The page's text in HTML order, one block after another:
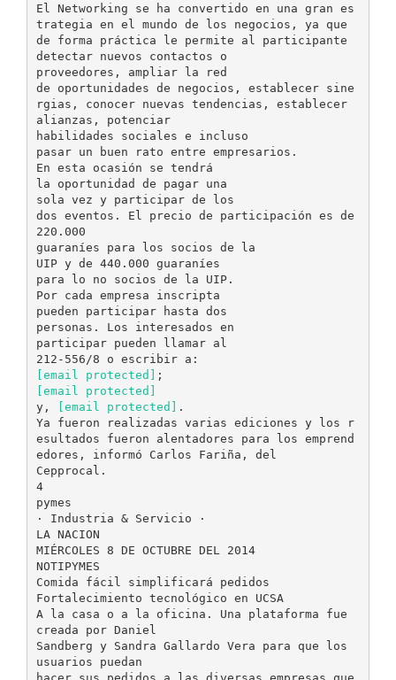
El Networking se ha convertido en una gran es
trategia en el mundo de los negocios, ya que
de forma práctica le permite al participante
detectar nuevos contactos o
proveedores, ampliar la red
de oportunidades de negocios, establecer sine
rgias, conocer nuevas tendencias, establecer
alianzas, potenciar
habilidades sociales e incluso
pasar un buen rato entre empresarios.
En esta ocasión se tendrá
la oportunidad de pagar una
sola vez y participar de los
dos eventos. El precio de participación es de
220.000
guaraníes para los socios de la
UIP y de 440.000 guaraníes
para lo no socios de la UIP.
Por cada empresa inscripta
pueden participar hasta dos
personas. Los interesados en
participar pueden llamar al
[email protected]
[email protected]
y,
[email protected] .
Ya fueron realizadas varias ediciones y los r
esultados fueron alentadores para los emprend
edores, informó Carlos Fariña, del
Cepprocal.
4
pymes
· Industria & Servicio ·
LA NACION
MIÉRCOLES 8 DE OCTUBRE DEL 2014
NOTIPYMES
Comida fácil simplificará pedidos
Fortalecimiento tecnológico en UCSA
A la casa o a la oficina. Una plataforma fue
creada por Daniel
Sandberg y Sandra Gallardo Vera para que los
usuarios puedan
hacer sus pedidos a las diversas empresas que